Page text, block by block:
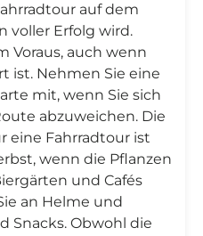
auf dem
voller Erfolg wird.
Voraus, auch wenn
ist. Nehmen Sie eine
mit, wenn Sie sich
abzuweichen. Die
eine Fahrradtour ist
wenn die Pflanzen
und Cafés
an Helme und
Snacks. Obwohl die